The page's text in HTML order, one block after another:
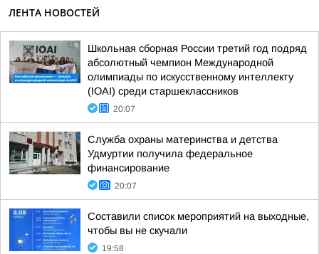
ЛЕНТА НОВОСТЕЙ
Школьная сборная России третий год подряд
абсолютный чемпион Международной
олимпиады по искусственному интеллекту
(IOAI) среди старшеклассников
20:07
Служба охраны материнства и детства
Удмуртии получила федеральное
финансирование
20:07
Составили список мероприятий на выходные,
чтобы вы не скучали
19:58